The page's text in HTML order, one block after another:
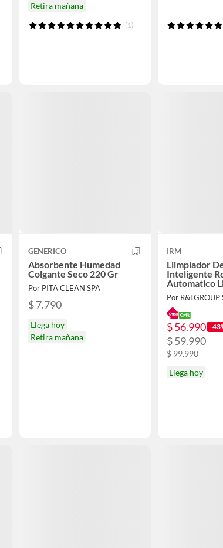
Retira mañana
(1)
GENERICO
Absorbente Humedad
Colgante Seco 220 Gr
Por PITA CLEAN SPA
$ 7.790
Llega hoy
Retira mañana
IRM
Llimpiador
Inteligente
Automatico
Cristales
Por R&LGROUP
$ 56.990 -
$ 59.990
$ 99.990
Llega hoy